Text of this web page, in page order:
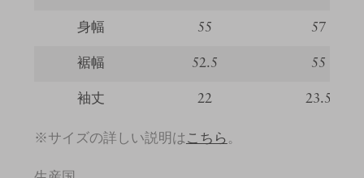
身幅 55 57
裾幅 52.5 55
袖丈 22 23.5
※サイズの詳しい説明はこちら 。